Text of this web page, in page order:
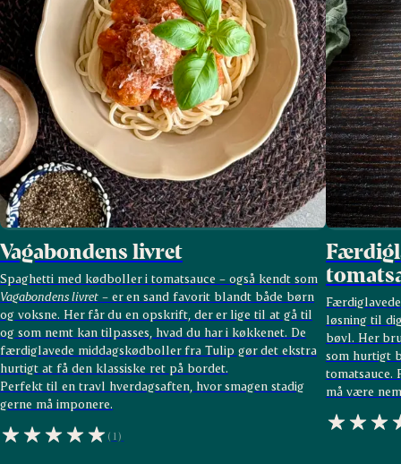
Vagabondens livret
Spaghetti med kødboller i tomatsauce – også kendt som
Vagabondens livret – er en sand favorit blandt både børn
og voksne. Her får du en opskrift, der er lige til at gå til
og som nemt kan tilpasses, hvad du har i køkkenet. De
færdiglavede middagskødboller fra Tulip gør det ekstra
hurtigt at få den klassiske ret på bordet.
Perfekt til en travl hverdagsaften, hvor smagen stadig
gerne må imponere.
(1)
løsning til
bøvl. Her
som hurtigt
tomatsauce.
må være